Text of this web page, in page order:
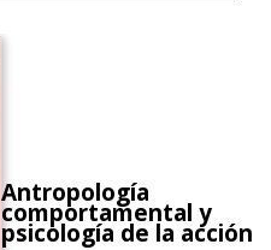
Antropología
comportamental y
psicología de la acción